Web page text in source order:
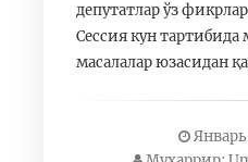
депутатлар ўз
Сессия кун
масалалар юзасидан